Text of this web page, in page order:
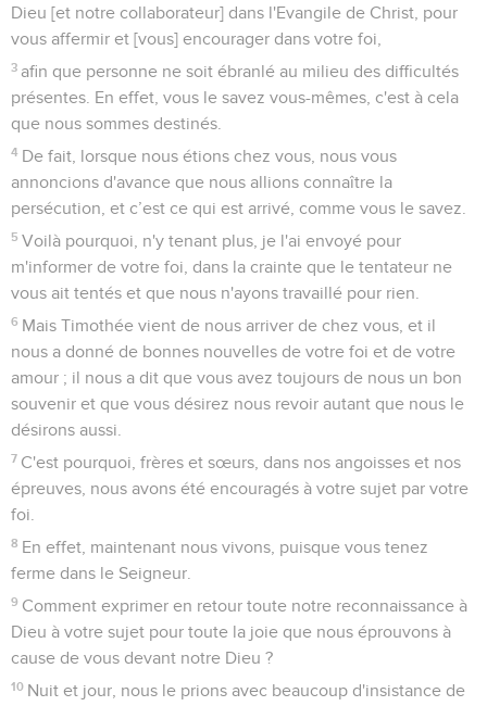
Dieu [et notre collaborateur] dans l'Evangile de Christ, pour
vous affermir et [vous] encourager dans votre foi,
3 afin que personne ne soit ébranlé au milieu des difficultés
présentes. En effet, vous le savez vous-mêmes, c'est à cela
que nous sommes destinés.
4 De fait, lorsque nous étions chez vous, nous vous
annoncions d'avance que nous allions connaître la
persécution, et c’est ce qui est arrivé, comme vous le savez.
5 Voilà pourquoi, n'y tenant plus, je l'ai envoyé pour
m'informer de votre foi, dans la crainte que le tentateur ne
vous ait tentés et que nous n'ayons travaillé pour rien.
6 Mais Timothée vient de nous arriver de chez vous, et il
nous a donné de bonnes nouvelles de votre foi et de votre
amour ; il nous a dit que vous avez toujours de nous un bon
souvenir et que vous désirez nous revoir autant que nous le
désirons aussi.
7 C'est pourquoi, frères et sœurs, dans nos angoisses et nos
épreuves, nous avons été encouragés à votre sujet par votre
foi.
8 En effet, maintenant nous vivons, puisque vous tenez
ferme dans le Seigneur.
9 Comment exprimer en retour toute notre reconnaissance à
Dieu à votre sujet pour toute la joie que nous éprouvons à
cause de vous devant notre Dieu ?
10 Nuit et jour, nous le prions avec beaucoup d'insistance de